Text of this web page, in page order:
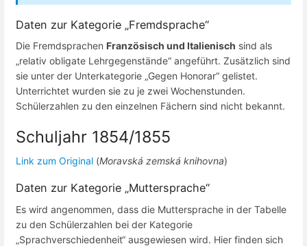
Daten zur Kategorie „Fremdsprache“
Die Fremdsprachen Französisch und Italienisch sind als
„relativ obligate Lehrgegenstände“ angeführt. Zusätzlich sind
sie unter der Unterkategorie „Gegen Honorar“ gelistet.
Unterrichtet wurden sie zu je zwei Wochenstunden.
Schülerzahlen zu den einzelnen Fächern sind nicht bekannt.
Schuljahr 1854/1855
Link zum Original (Moravská zemská knihovna)
Daten zur Kategorie „Muttersprache“
Es wird angenommen, dass die Muttersprache in der Tabelle
zu den Schülerzahlen bei der Kategorie
„Sprachverschiedenheit“ ausgewiesen wird. Hier finden sich